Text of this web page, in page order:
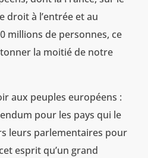
droit à l’entrée et au
millions de personnes, ce
la moitié de notre
aux peuples européens :
pour les pays qui le
leurs parlementaires pour
esprit qu’un grand